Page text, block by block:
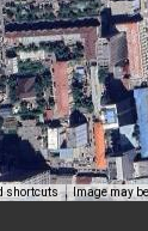
shortcuts Image may